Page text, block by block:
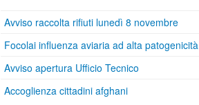
Avviso raccolta rifiuti lunedì 8 novembre
Focolai influenza aviaria ad alta patogenicità
Avviso apertura Ufficio Tecnico
Accoglienza cittadini afghani